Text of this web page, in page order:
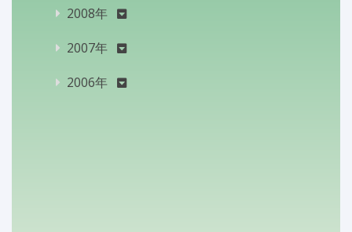
2008年
2007年
2006年